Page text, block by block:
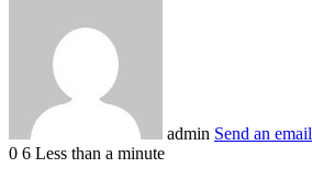
admin Send an email
0 6 Less than a minute